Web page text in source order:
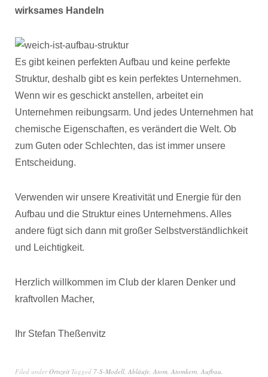
wirksames Handeln
Es gibt keinen perfekten Aufbau und keine perfekte
Struktur, deshalb gibt es kein perfektes Unternehmen.
Wenn wir es geschickt anstellen, arbeitet ein
Unternehmen reibungsarm. Und jedes Unternehmen hat
chemische Eigenschaften, es verändert die Welt. Ob
zum Guten oder Schlechten, das ist immer unsere
Entscheidung.
Verwenden wir unsere Kreativität und Energie für den
Aufbau und die Struktur eines Unternehmens. Alles
andere fügt sich dann mit großer Selbstverständlichkeit
und Leichtigkeit.
Herzlich willkommen im Club der klaren Denker und
kraftvollen Macher,
Ihr Stefan Theßenvitz
Filed underOrtszeit Tagged 7-S-Modell, Abläufe, Atom, Atomkern, Aufbau,